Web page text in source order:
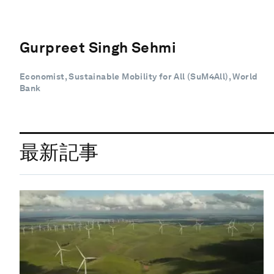
Gurpreet Singh Sehmi
Economist, Sustainable Mobility for All (SuM4All), World
Bank
最新記事